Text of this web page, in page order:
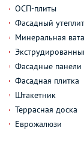
ОСП-плиты
Фасадный
Минеральная вата
Фасадные панели
Фасадная плитка
Штакетник
Террасная доска
Еврожалюзи